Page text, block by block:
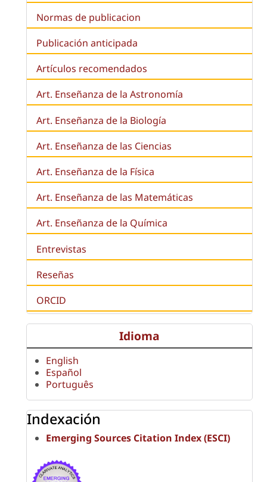
Normas de publicacion
Publicación anticipada
Artículos recomendados
Art. Enseñanza de la Astronomía
Art. Enseñanza de la Biología
Art. Enseñanza de las Ciencias
Art. Enseñanza de la Física
Art. Enseñanza de las Matemáticas
Art. Enseñanza de la Química
Entrevistas
Reseñas
ORCID
Idioma
English
Español
Português
Indexación
Emerging Sources Citation Index (ESCI)